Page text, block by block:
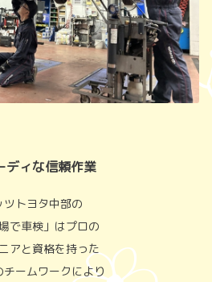
ディな信頼作業
ツトヨタ中部の
で車検」はプロの
アと資格を持った
チームワークにより